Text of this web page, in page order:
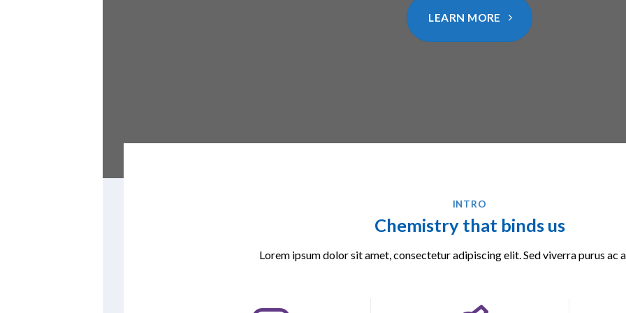
LEARN MORE
INTRO
Chemistry that binds us
Lorem ipsum dolor sit amet, consectetur adipiscing elit. Sed viverra purus ac